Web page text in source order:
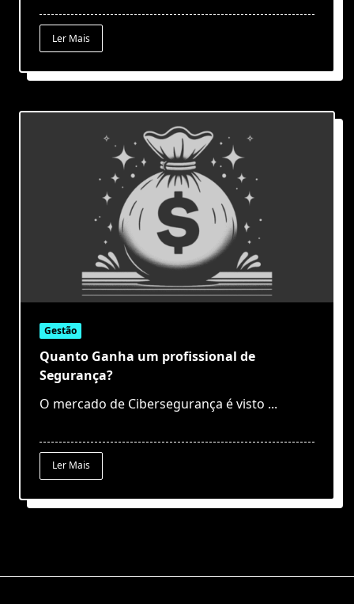
Ler Mais
Gestão
Quanto Ganha um profissional de
Segurança?
O mercado de Cibersegurança é visto ...
Ler Mais